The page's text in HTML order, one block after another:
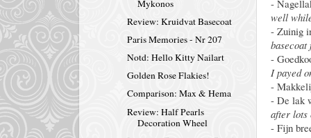
-
well
- Zuinig
-
I payed
-
- De lak
after lots
- Fijn
Mykonos
Review: Kruidvat Basecoat
Paris Memories - Nr 207
Notd: Hello Kitty Nailart
Golden Rose Flakies!
Comparison: Max & Hema
Review: Half Pearls
Decoration Wheel